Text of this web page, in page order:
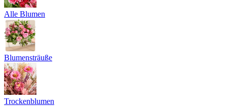
Alle Blumen
Blumensträuße
Trockenblumen